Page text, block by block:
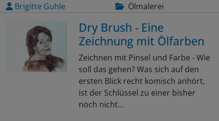
Brigitte Guhle Ölmalerei
Dry Brush - Eine
Zeichnung mit Ölfarben
Zeichnen mit Pinsel und Farbe - Wie
soll das gehen? Was sich auf den
ersten Blick recht komisch anhört,
ist der Schlüssel zu einer bisher
noch nicht…